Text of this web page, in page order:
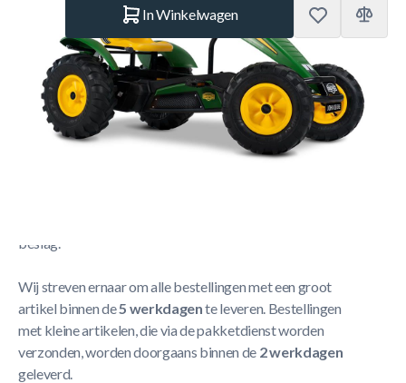
In Winkelwagen
Korte Beschrijving
Berg Skelter XXL John Deere BFR
Meer Lezen
beslag.
Wij streven ernaar om alle bestellingen met een groot
artikel binnen de5 werkdagente leveren. Bestellingen
met kleine artikelen, die via de pakketdienst worden
verzonden, worden doorgaans binnen de 2 werkdagen
geleverd.